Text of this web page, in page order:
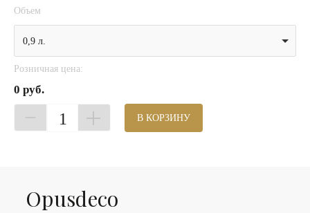
Объем
0,9 л.
Розничная цена:
0 руб.
1 В КОРЗИНУ
Оpusdeco